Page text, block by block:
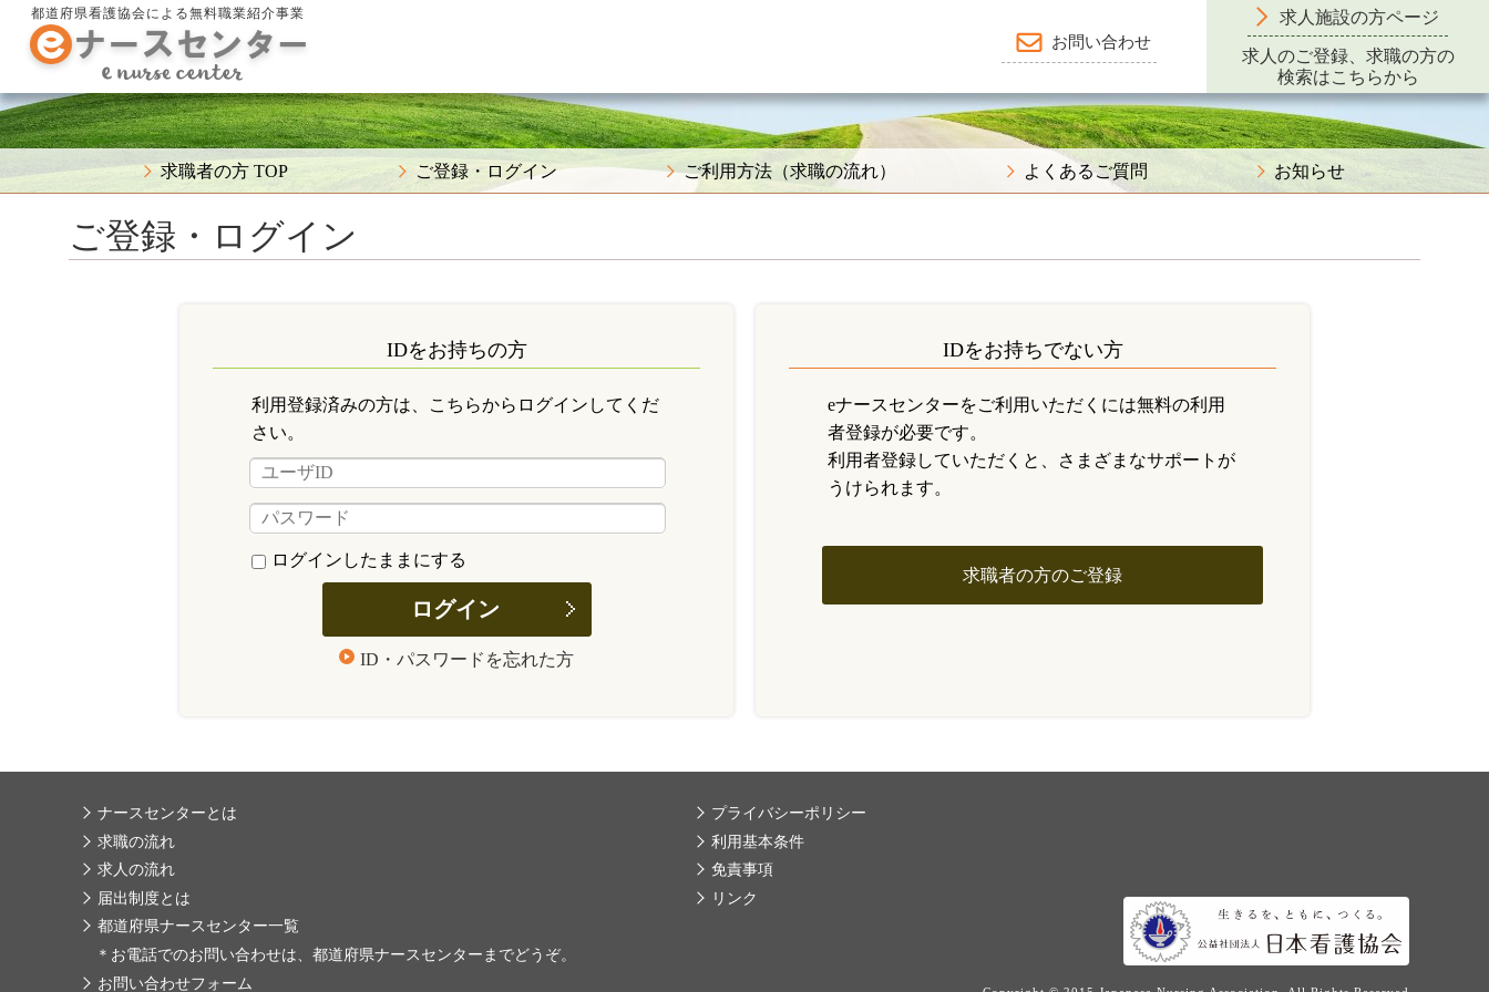
都道府県看護協会による無料職業紹介事業
お問い合わせ
求人施設の方ページ
求人のご登録、求職の方の
検索はこちらから
求職者の方 TOP ご登録・ログイン ご利用方法（求職の流れ） よくあるご質問 お知らせ
ご登録・ログイン
IDをお持ちの方
利用登録済みの方は、こちらからログインしてくだ
さい。
ログインしたままにする
ID・パスワードを忘れた方
IDをお持ちでない方
eナースセンターをご利用いただくには無料の利用
者登録が必要です。
利用者登録していただくと、さまざまなサポートが
うけられます。
求職者の方のご登録
ナースセンターとは
求職の流れ
求人の流れ
届出制度とは
都道府県ナースセンター一覧
＊ お電話でのお問い合わせは、都道府県ナースセンターまでどうぞ。
お問い合わせフォーム
プライバシーポリシー
利用基本条件
免責事項
リンク